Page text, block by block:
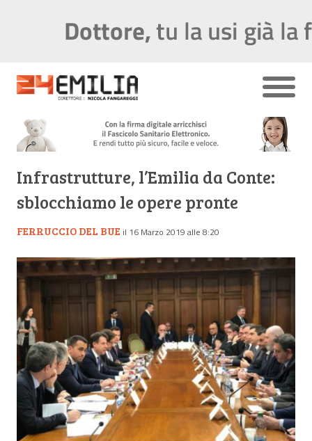
Infrastrutture, l’Emilia da Conte:
sblocchiamo le opere pronte
FERRUCCIO DEL BUE il 16 Marzo 2019 alle 8:20